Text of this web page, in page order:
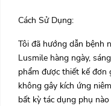
Cách Sử Dụng:
Tôi đã hướng dẫn bệnh
Lusmile hàng ngày,
phẩm được thiết kế đơn
không gây kích ứng
bất kỳ tác dụng phụ